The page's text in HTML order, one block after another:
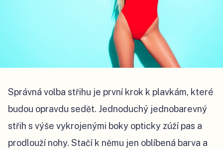
Správná volba střihu je první krok k plavkám, které
budou opravdu sedět. Jednoduchý jednobarevný
střih s výše vykrojenými boky opticky zúží pas a
prodlouží nohy. Stačí k němu jen oblíbená barva a